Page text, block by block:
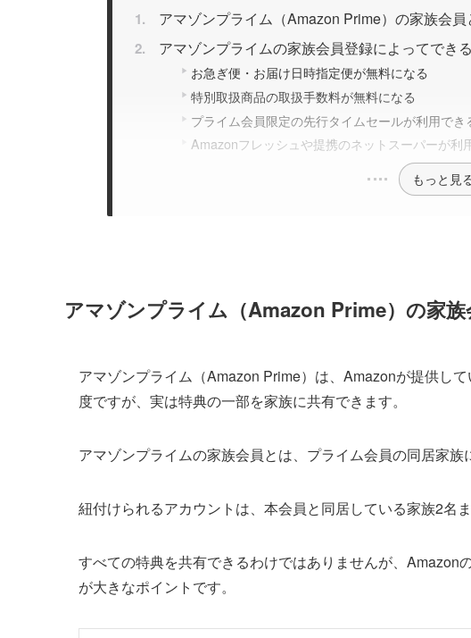
アマゾンプライム（Amazon Prime）の家族会員
アマゾンプライムの家族会員登録によってでき
お急ぎ便・お届け日時指定便が無料になる
特別取扱商品の取扱手数料が無料になる
プライム会員限定の先行タイムセールが利用でき
Amazonフレッシュや提携のネットスーパーが利
もっと見
アマゾンプライム（Amazon Prime）の家族
アマゾンプライム（Amazon Prime）は、Amazonが提供し
度ですが、実は特典の一部を家族に共有できます。
アマゾンプライムの家族会員とは、プライム会員の同居家族
紐付けられるアカウントは、本会員と同居している家族2名ま
すべての特典を共有できるわけではありませんが、
が大きなポイントです。